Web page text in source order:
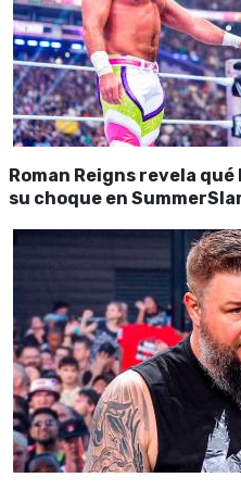
Roman Reigns revela
su choque en